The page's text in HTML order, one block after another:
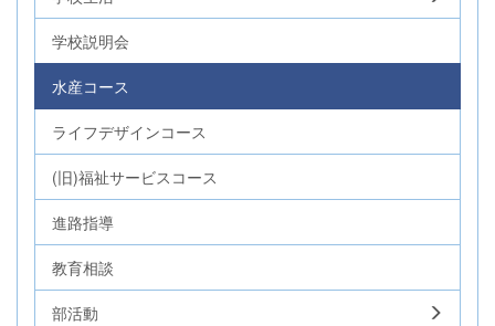
学校説明会
水産コース
ライフデザインコース
(旧)福祉サービスコース
進路指導
教育相談
部活動